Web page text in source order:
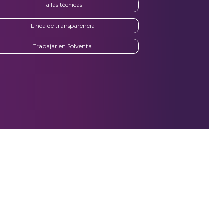
Fallas técnicas
Línea de transparencia
Trabajar en Solventa